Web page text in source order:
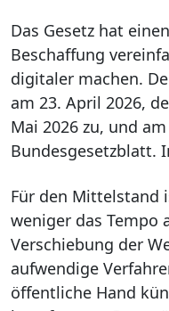
Das Gesetz hat
Beschaffung
digitaler machen.
am 23. April 2026,
Mai 2026 zu, und
Bundesgesetzblatt.
Für den Mittelstand
weniger das
Verschiebung der
aufwendige
öffentliche Hand